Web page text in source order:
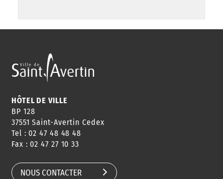
HÔTEL DE VILLE
BP 128
37551 Saint-Avertin Cedex
Tel : 02 47 48 48 48
Fax : 02 47 27 10 33
NOUS CONTACTER